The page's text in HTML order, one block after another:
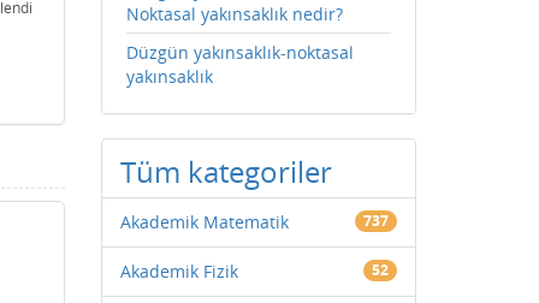
Noktasal yakınsaklık nedir?
Düzgün yakınsaklık-noktasal
yakınsaklık
Tüm kategoriler
Akademik Matematik 737
Akademik Fizik 52